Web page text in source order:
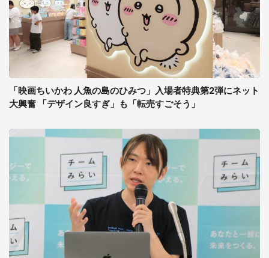
「映画ちいかわ 人魚の島のひみつ」入場者特典第2弾にネット
大興奮 「デザイン良すぎ」も「転売すごそう」